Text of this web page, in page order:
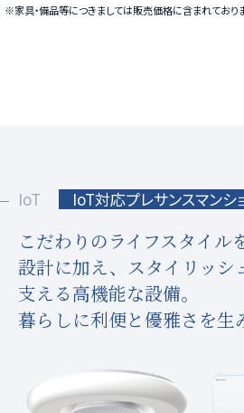
※家具・備品等につきましては販売価格に含まれており
IoT IoT対応プレサンスマンシ
こだわりのライフスタイル
設計に加え、 スタイリッシ
支える高機能な設備。
暮らしに利便と優雅さを生